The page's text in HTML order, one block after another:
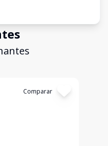
Comparar